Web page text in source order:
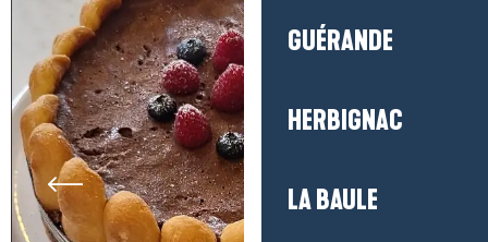
GUÉRANDE
HERBIGNAC
LA BAULE